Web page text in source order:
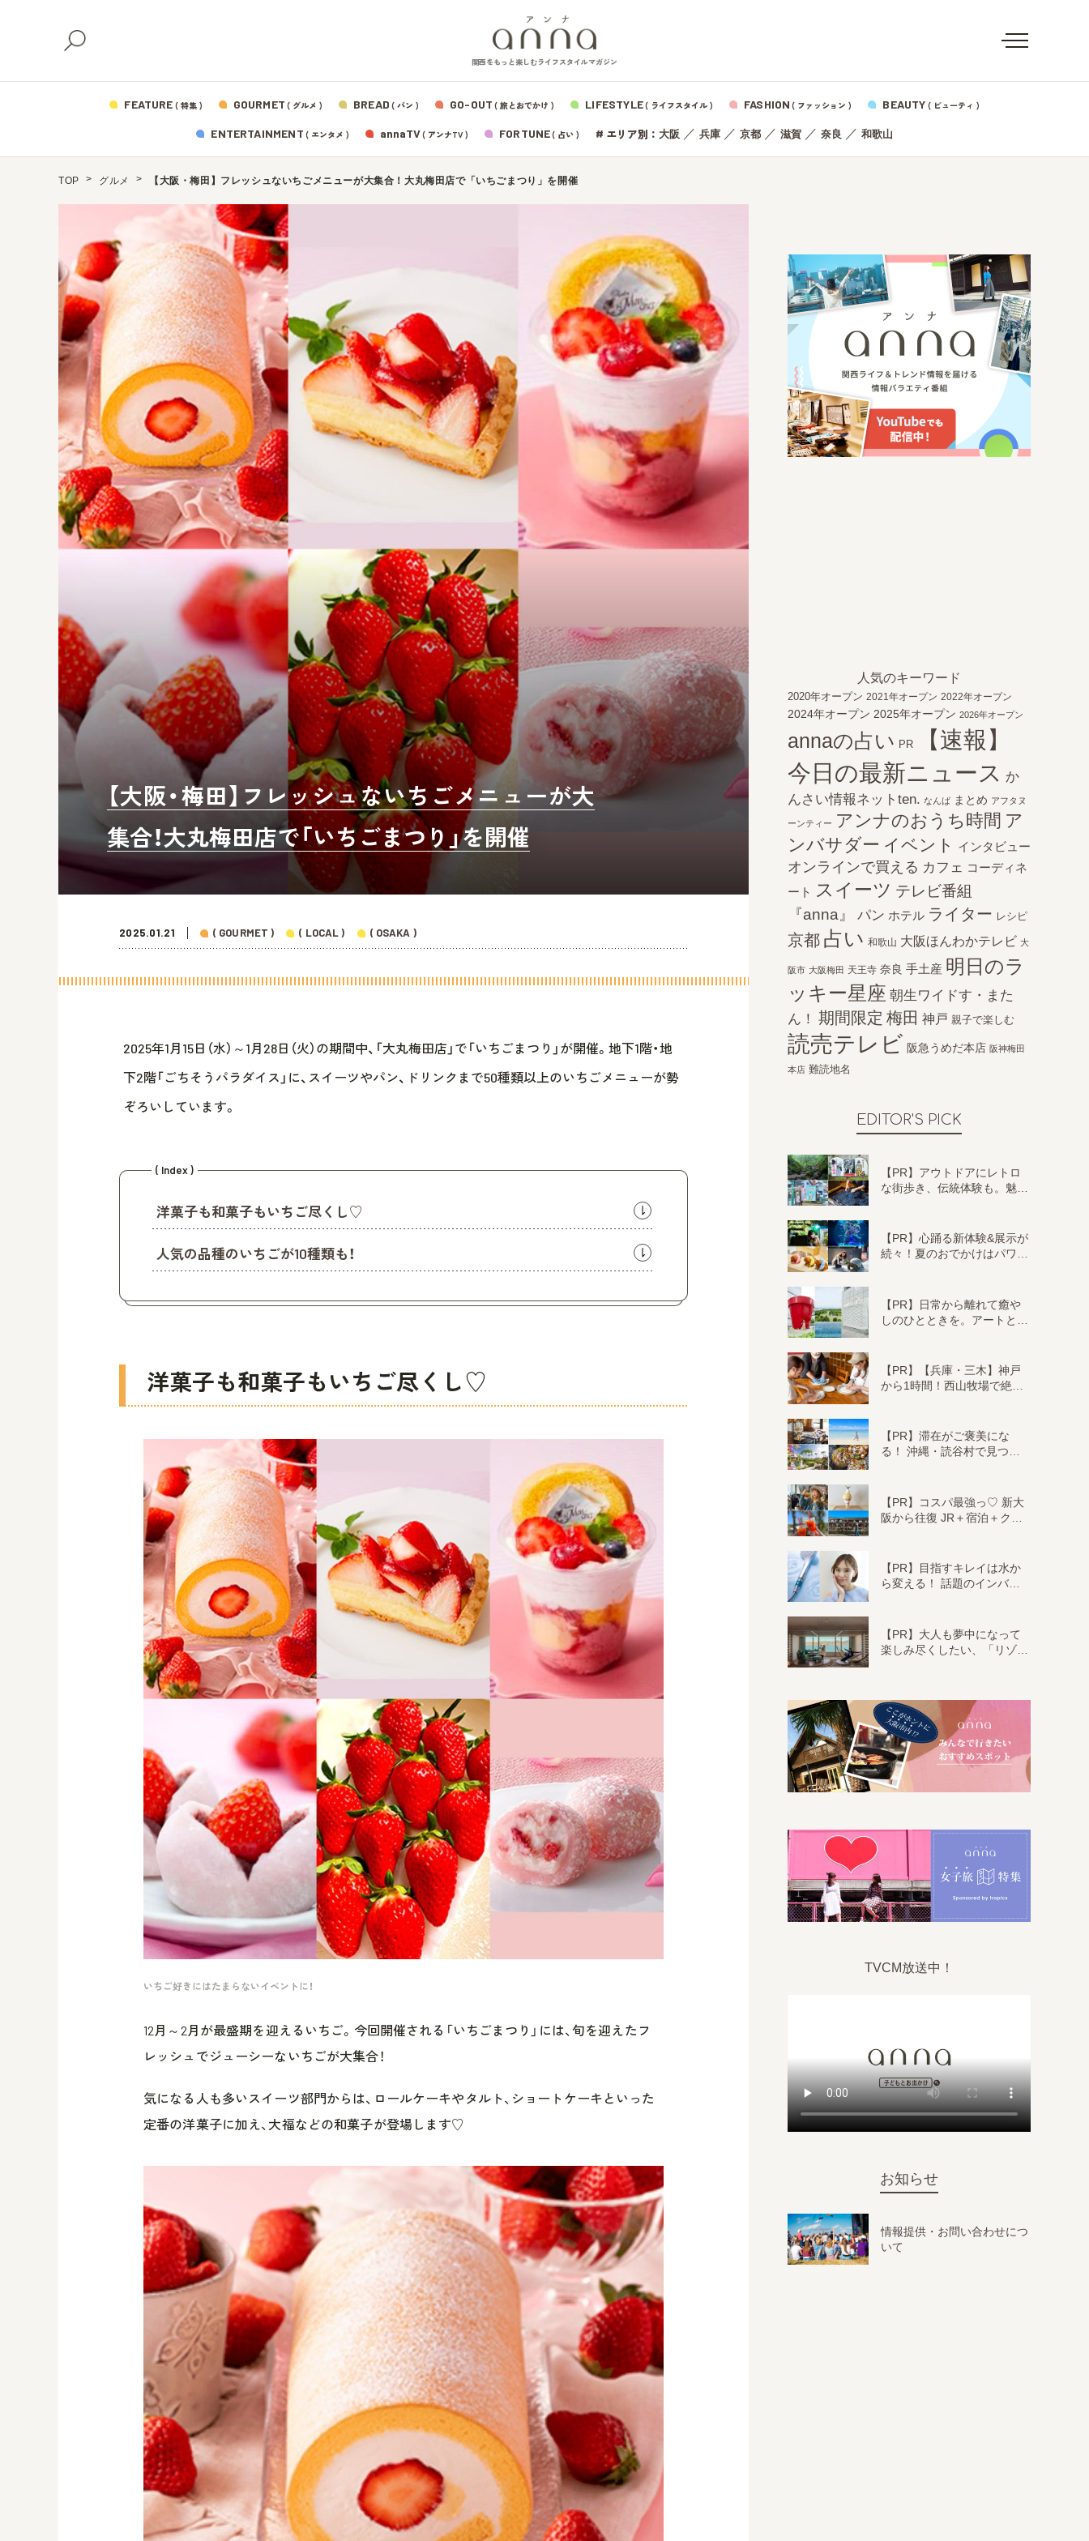
関西をもっと楽しむライフスタイルマガジン
FEATURE ( 特集 ) GOURMET ( グルメ ) BREAD ( パン ) GO-OUT ( 旅とおでかけ ) LIFESTYLE( ライフスタイル ) FASHION ( ファッション ) BEAUTY ( ビューティ )
ENTERTAINMENT ( エンタメ ) annaTV( アンナTV ) FORTUNE( 占い ) # エリア別： 大阪 ／ 兵庫／ 京都／ 滋賀／ 奈良 ／ 和歌山
TOP グルメ 【大阪・梅田】フレッシュないちごメニューが大集合！大丸梅田店で「いちごまつり」を開催
【大阪・梅田】フレッシュないちごメニューが大
集合！大丸梅田店で「いちごまつり」を開催
2025.01.21 ( GOURMET ) ( LOCAL ) ( OSAKA )
2025年1月15日（水）～1月28日（火）の期間中、「大丸梅田店」で「いちごまつり」が開催。地下1階・地
下2階「ごちそうパラダイス」に、スイーツやパン、ドリンクまで50種類以上のいちごメニューが勢
ぞろいしています。
( Index )
洋菓子も和菓子もいちご尽くし♡
人気の品種のいちごが10種類も！
洋菓子も和菓子もいちご尽くし♡
いちご好きにはたまらないイベントに！
12月～2月が最盛期を迎えるいちご。今回開催される「いちごまつり」には、旬を迎えたフ
レッシュでジューシーないちごが大集合！
気になる人も多いスイーツ部門からは、ロールケーキやタルト、ショートケーキといった
定番の洋菓子に加え、大福などの和菓子が登場します♡
人気のキーワード
2020年オープン 2021年オープン 2022年オープン
2024年オープン 2025年オープン 2026年オープン
annaの占い PR
【速報】
今日の最新ニュース か
んさい情報ネットten. なんば まとめ アフタヌ
ーンティー アンナのおうち時間 ア
ンバサダー イベント インタビュー
オンラインで買える カフェ コーディネ
ート
スイーツ テレビ番組
『anna』
パン ホテル ライター レシピ
京都 占い 和歌山 大阪ほんわかテレビ 大
阪市 大阪梅田 天王寺 奈良 手土産 明日のラ
ッキー星座 朝生ワイドす・また
ん！ 期間限定 梅田 神戸 親子で楽しむ
読売テレビ 阪急うめだ本店 阪神梅田
本店 難読地名
EDITOR'S PICK
【PR】アウトドアにレトロ
な街歩き、伝統体験も。魅…
【PR】心踊る新体験&展示が
続々！夏のおでかけはパワ…
【PR】日常から離れて癒や
しのひとときを。アートと…
【PR】【兵庫・三木】神戸
から1時間！西山牧場で絶…
【PR】滞在がご褒美にな
る！ 沖縄・読谷村で見つ…
【PR】コスパ最強っ♡ 新大
阪から往復 JR＋宿泊＋ク…
【PR】目指すキレイは水か
ら変える！ 話題のインバ…
【PR】大人も夢中になって
楽しみ尽くしたい、「リゾ…
TVCM放送中！
お知らせ
情報提供・お問い合わせにつ
いて